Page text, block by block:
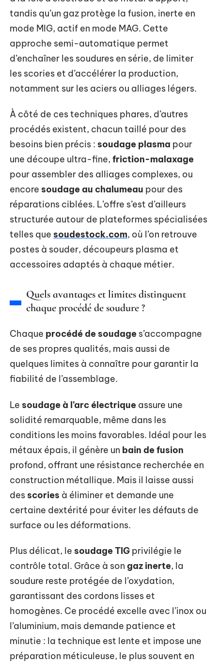
tandis qu’un gaz protège la fusion, inerte en
mode MIG, actif en mode MAG. Cette
approche semi-automatique permet
d’enchaîner les soudures en série, de limiter
les scories et d’accélérer la production,
notamment sur les aciers ou alliages légers.
À côté de ces techniques phares, d’autres
procédés existent, chacun taillé pour des
besoins bien précis : soudage plasma pour
une découpe ultra-fine, friction-malaxage
pour assembler des alliages complexes, ou
encore soudage au chalumeau pour des
réparations ciblées. L’offre s’est d’ailleurs
structurée autour de plateformes spécialisées
telles que soudestock.com, où l’on retrouve
postes à souder, découpeurs plasma et
accessoires adaptés à chaque métier.
Quels avantages et limites distinguent
chaque procédé de soudure ?
Chaque procédé de soudage s’accompagne
de ses propres qualités, mais aussi de
quelques limites à connaître pour garantir la
fiabilité de l’assemblage.
Le soudage à l’arc électrique assure une
solidité remarquable, même dans les
conditions les moins favorables. Idéal pour les
métaux épais, il génère un bain de fusion
profond, offrant une résistance recherchée en
construction métallique. Mais il laisse aussi
des scories à éliminer et demande une
certaine dextérité pour éviter les défauts de
surface ou les déformations.
Plus délicat, le soudage TIG privilégie le
contrôle total. Grâce à son gaz inerte, la
soudure reste protégée de l’oxydation,
garantissant des cordons lisses et
homogènes. Ce procédé excelle avec l’inox ou
l’aluminium, mais demande patience et
minutie : la technique est lente et impose une
préparation méticuleuse, le plus souvent en